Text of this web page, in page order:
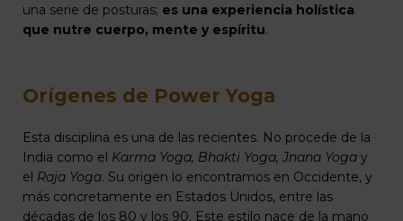
una serie de posturas; es una experiencia holística
que nutre cuerpo, mente y espíritu.
Orígenes de Power Yoga
Esta disciplina es una de las recientes. No procede de la
India como el Karma Yoga, Bhakti Yoga, Jnana Yoga y
el Raja Yoga. Su origen lo encontramos en Occidente, y
más concretamente en Estados Unidos, entre las
décadas de los 80 y los 90. Este estilo nace de la mano